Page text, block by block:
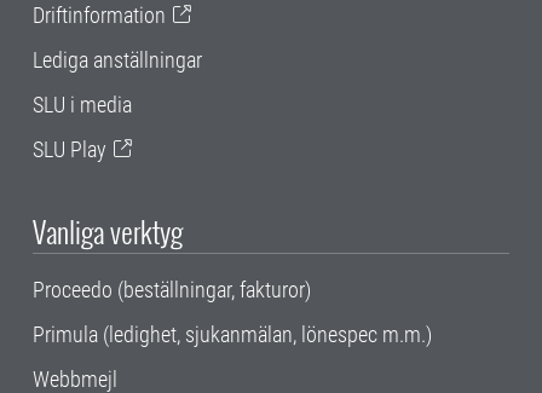
Driftinformation
Lediga anställningar
SLU i media
SLU Play
Vanliga verktyg
Proceedo (beställningar, fakturor)
Primula (ledighet, sjukanmälan, lönespec m.m.)
Webbmejl